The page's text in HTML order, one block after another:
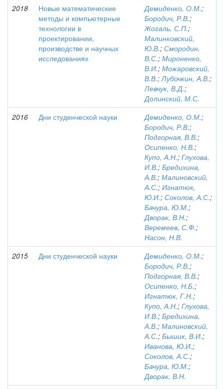
2018
Новые математические
методы и компьютерные
технологии в
проектировании,
производстве и научных
исследованиях
Демиденко, О.М.;
Бородич, Р.В.;
Жогаль, С.П.;
Малинковский,
Ю.В.; Смородин,
В.С.; Мироненко,
В.И.; Можаровский,
В.В.;Лубочкин, А.В.;
Левчук, В.Д.;
Долинский, М.С.
2016
Дни студенческой науки Демиденко, О.М.;
Бородич, Р.В.;
Подгорная, В.В.;
Осипенко, Н.В.;
Купо, А.Н.; Глухова,
И.В.; Бредихина,
А.В.; Малиновский,
А.С.; Игнатюк,
Ю.И.; Соколов, А.С.;
Бачура, Ю.М.;
Дворак, В.Н.;
Веремеев, С.Ф.;
Насон, Н.В.
2015
Дни студенческой науки Демиденко, О.М.;
Бородич, Р.В.;
Подгорная, В.В.;
Осипенко, Н.Б.;
Игнатюк, Г.Н.;
Купо, А.Н.; Глухова,
И.В.; Бредихина,
А.В.; Малиновский,
А.С.; Бышик, В.И.;
Иванова, Ю.И.;
Соколов, А.С.;
Бачура, Ю.М.;
Дворак, В.Н.